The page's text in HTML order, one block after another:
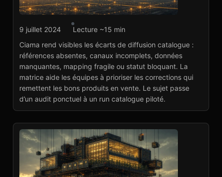
Agence marketplace
Matrix marketplace
Voir le projet→
9 juillet 2024
Lecture ~15 min
Ciama rend visibles les écarts de diffusion catalogue :
références absentes, canaux incomplets, données
manquantes, mapping fragile ou statut bloquant. La
matrice aide les équipes à prioriser les corrections qui
remettent les bons produits en vente. Le sujet passe
d’un audit ponctuel à un run catalogue piloté.